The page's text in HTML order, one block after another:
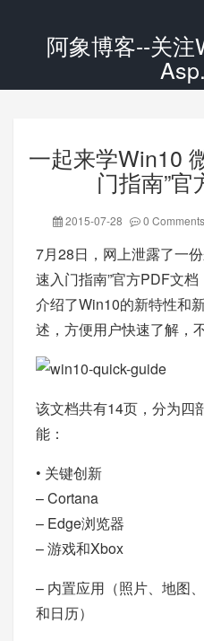
阿象博客--关
一起来学Win10
门指南”
2015-07-28 0 Comments
7月28日，网上泄露了一
速入门指南”官方PDF文
介绍了Win10的新特性和
述，方便用户快速了解，
该文档共有14页，分为四
能：
• 关键创新
– Cortana
– Edge浏览器
– 游戏和Xbox
– 内置应用（照片、地图
和日历）